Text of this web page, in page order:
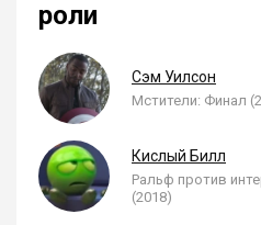
роли
Сэм Уилсон
Мстители: Финал
Кислый Билл
Ральф против
(2018)